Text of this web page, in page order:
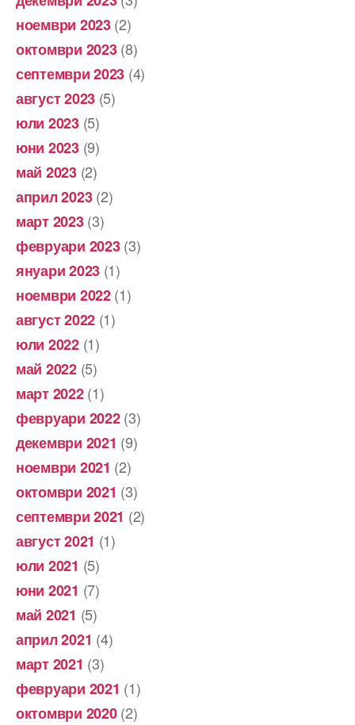
ноември 2023(2)
октомври 2023(8)
септември 2023 (4)
август 2023 (5)
юли 2023(5)
юни 2023(9)
май 2023(2)
април 2023(2)
март 2023(3)
февруари 2023(3)
януари 2023 (1)
ноември 2022(1)
август 2022 (1)
юли 2022(1)
май 2022(5)
март 2022(1)
февруари 2022(3)
декември 2021 (9)
ноември 2021 (2)
октомври 2021 (3)
септември 2021 (2)
август 2021 (1)
юли 2021 (5)
юни 2021 (7)
май 2021 (5)
април 2021 (4)
март 2021 (3)
февруари 2021 (1)
октомври 2020(2)